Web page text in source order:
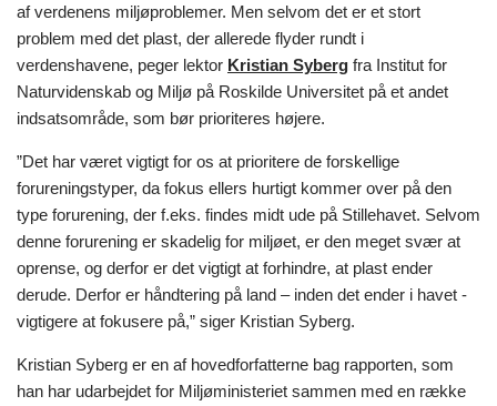
af verdenens miljøproblemer. Men selvom det er et stort
problem med det plast, der allerede flyder rundt i
verdenshavene, peger lektor Kristian Syberg fra Institut for
Naturvidenskab og Miljø på Roskilde Universitet på et andet
indsatsområde, som bør prioriteres højere.
”Det har været vigtigt for os at prioritere de forskellige
forureningstyper, da fokus ellers hurtigt kommer over på den
type forurening, der f.eks. findes midt ude på Stillehavet. Selvom
denne forurening er skadelig for miljøet, er den meget svær at
oprense, og derfor er det vigtigt at forhindre, at plast ender
derude. Derfor er håndtering på land – inden det ender i havet -
vigtigere at fokusere på,” siger Kristian Syberg.
Kristian Syberg er en af hovedforfatterne bag rapporten, som
han har udarbejdet for Miljøministeriet sammen med en række